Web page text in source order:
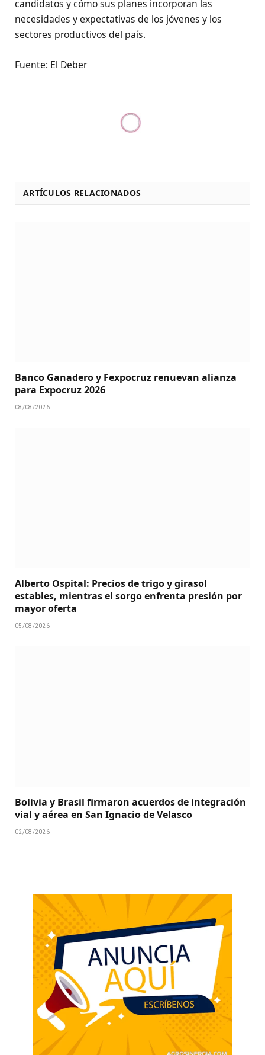
candidatos y cómo sus planes incorporan las
necesidades y expectativas de los jóvenes y los
sectores productivos del país.
Fuente: El Deber
ARTÍCULOS RELACIONADOS
Banco Ganadero y Fexpocruz renuevan alianza
para Expocruz 2026
08/08/2026
Alberto Ospital: Precios de trigo y girasol
estables, mientras el sorgo enfrenta presión por
mayor oferta
05/08/2026
Bolivia y Brasil firmaron acuerdos de integración
vial y aérea en San Ignacio de Velasco
02/08/2026